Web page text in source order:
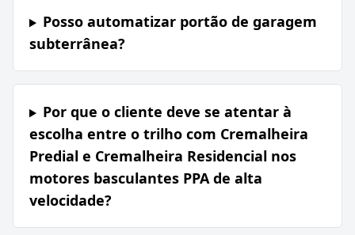
Posso automatizar portão de garagem
subterrânea?
Por que o cliente deve se atentar à
escolha entre o trilho com Cremalheira
Predial e Cremalheira Residencial nos
motores basculantes PPA de alta
velocidade?